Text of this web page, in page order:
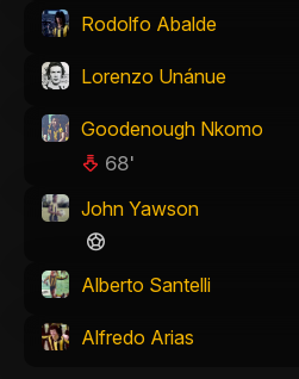
Rodolfo Abalde
Lorenzo Unánue
Goodenough Nkomo
68'
John Yawson
Alberto Santelli
Alfredo Arias